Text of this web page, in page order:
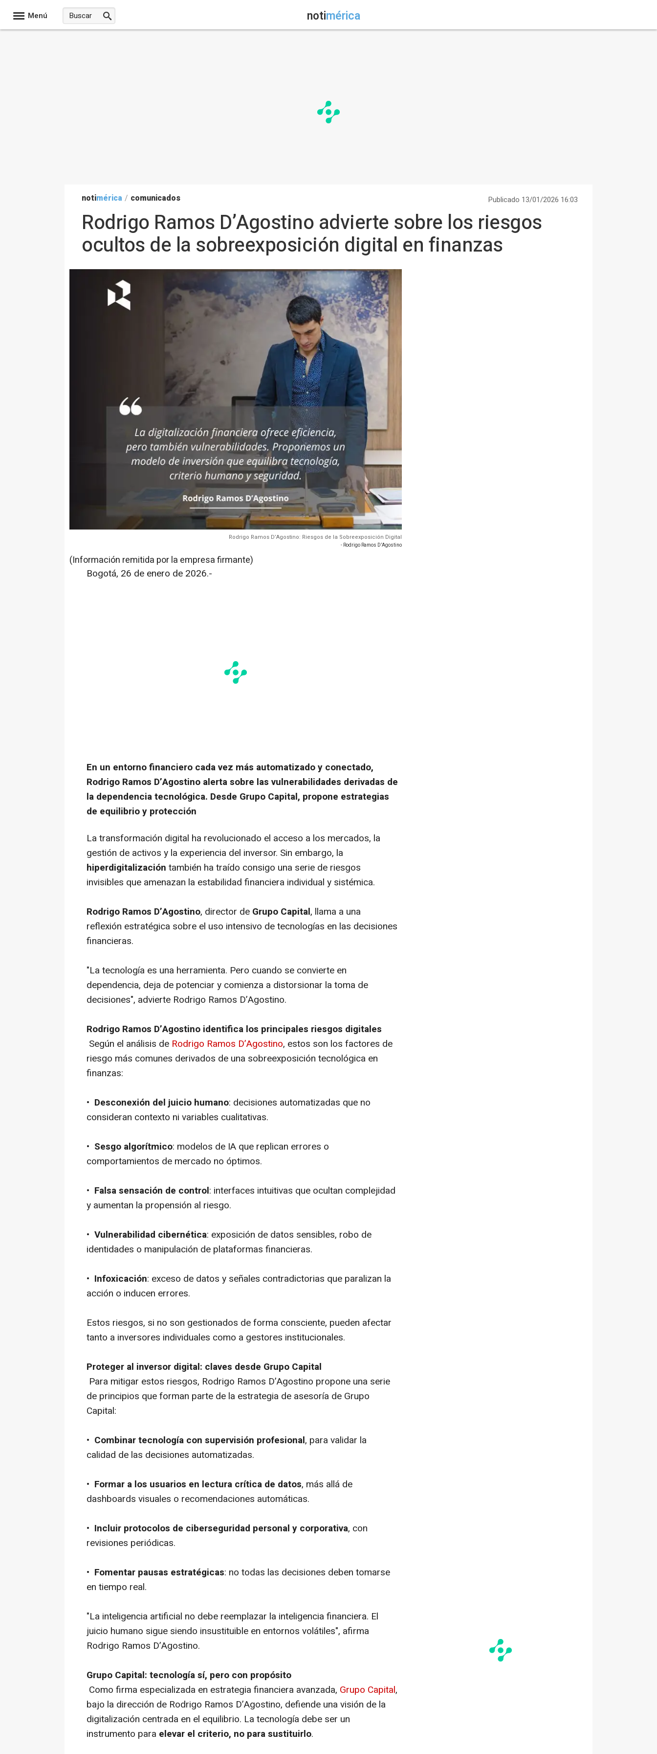
Menú notimérica
notimérica / comunicados Publicado 13/01/2026 16:03
Rodrigo Ramos D’Agostino advierte sobre los riesgos
ocultos de la sobreexposición digital en finanzas
Rodrigo Ramos D’Agostino: Riesgos de la Sobreexposición Digital
- Rodrigo Ramos D’Agostino
(Información remitida por la empresa firmante)
Bogotá, 26 de enero de 2026.-
En un entorno financiero cada vez más automatizado y conectado,
Rodrigo Ramos D’Agostino alerta sobre las vulnerabilidades derivadas de
la dependencia tecnológica. Desde Grupo Capital, propone estrategias
de equilibrio y protección
La transformación digital ha revolucionado el acceso a los mercados, la
gestión de activos y la experiencia del inversor. Sin embargo, la
hiperdigitalización también ha traído consigo una serie de riesgos
invisibles que amenazan la estabilidad financiera individual y sistémica.
Rodrigo Ramos D’Agostino, director de Grupo Capital, llama a una
reflexión estratégica sobre el uso intensivo de tecnologías en las decisiones
financieras.
"La tecnología es una herramienta. Pero cuando se convierte en
dependencia, deja de potenciar y comienza a distorsionar la toma de
decisiones", advierte Rodrigo Ramos D’Agostino.
Rodrigo Ramos D’Agostino identifica los principales riesgos digitales
Según el análisis de Rodrigo Ramos D’Agostino, estos son los factores de
riesgo más comunes derivados de una sobreexposición tecnológica en
finanzas:
• Desconexión del juicio humano: decisiones automatizadas que no
consideran contexto ni variables cualitativas.
• Sesgo algorítmico: modelos de IA que replican errores o
comportamientos de mercado no óptimos.
• Falsa sensación de control: interfaces intuitivas que ocultan complejidad
y aumentan la propensión al riesgo.
• Vulnerabilidad cibernética: exposición de datos sensibles, robo de
identidades o manipulación de plataformas financieras.
• Infoxicación: exceso de datos y señales contradictorias que paralizan la
acción o inducen errores.
Estos riesgos, si no son gestionados de forma consciente, pueden afectar
tanto a inversores individuales como a gestores institucionales.
Proteger al inversor digital: claves desde Grupo Capital
Para mitigar estos riesgos, Rodrigo Ramos D’Agostino propone una serie
de principios que forman parte de la estrategia de asesoría de Grupo
Capital:
• Combinar tecnología con supervisión profesional, para validar la
calidad de las decisiones automatizadas.
• Formar a los usuarios en lectura crítica de datos, más allá de
dashboards visuales o recomendaciones automáticas.
• Incluir protocolos de ciberseguridad personal y corporativa, con
revisiones periódicas.
• Fomentar pausas estratégicas: no todas las decisiones deben tomarse
en tiempo real.
"La inteligencia artificial no debe reemplazar la inteligencia financiera. El
juicio humano sigue siendo insustituible en entornos volátiles", afirma
Rodrigo Ramos D’Agostino.
Grupo Capital: tecnología sí, pero con propósito
Como firma especializada en estrategia financiera avanzada, Grupo Capital,
bajo la dirección de Rodrigo Ramos D’Agostino, defiende una visión de la
digitalización centrada en el equilibrio. La tecnología debe ser un
instrumento para elevar el criterio, no para sustituirlo.